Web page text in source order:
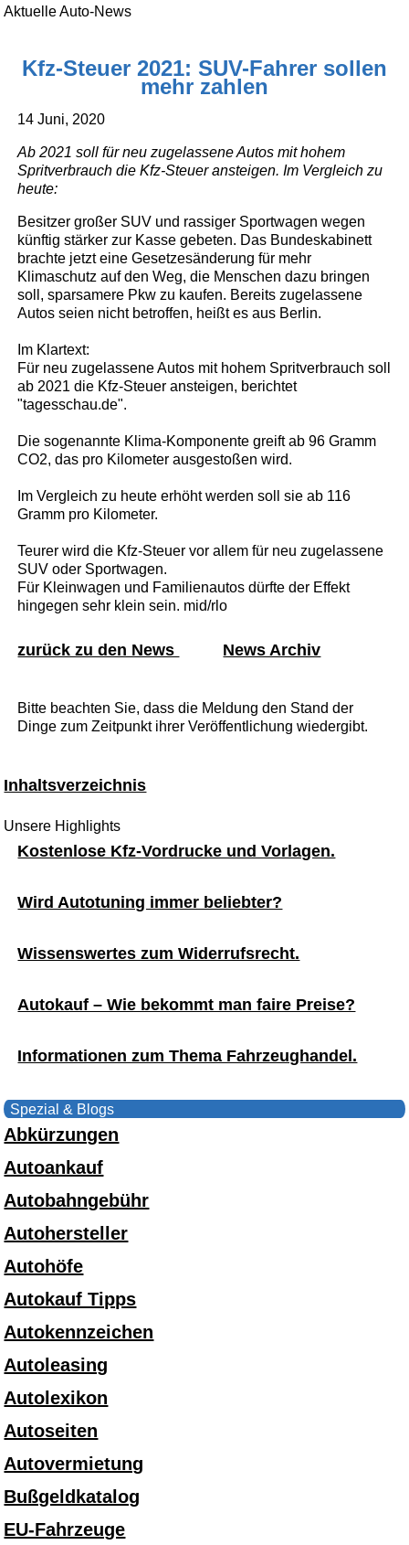
Aktuelle Auto-News
Kfz-Steuer 2021: SUV-Fahrer sollen
mehr zahlen
14 Juni, 2020
Ab 2021 soll für neu zugelassene Autos mit hohem
Spritverbrauch die Kfz-Steuer ansteigen. Im Vergleich zu
heute:
Besitzer großer SUV und rassiger Sportwagen wegen
künftig stärker zur Kasse gebeten. Das Bundeskabinett
brachte jetzt eine Gesetzesänderung für mehr
Klimaschutz auf den Weg, die Menschen dazu bringen
soll, sparsamere Pkw zu kaufen. Bereits zugelassene
Autos seien nicht betroffen, heißt es aus Berlin.
Im Klartext:
Für neu zugelassene Autos mit hohem Spritverbrauch soll
ab 2021 die Kfz-Steuer ansteigen, berichtet
"tagesschau.de".
Die sogenannte Klima-Komponente greift ab 96 Gramm
CO2, das pro Kilometer ausgestoßen wird.
Im Vergleich zu heute erhöht werden soll sie ab 116
Gramm pro Kilometer.
Teurer wird die Kfz-Steuer vor allem für neu zugelassene
SUV oder Sportwagen.
Für Kleinwagen und Familienautos dürfte der Effekt
hingegen sehr klein sein. mid/rlo
zurück zu den News News Archiv
Bitte beachten Sie, dass die Meldung den Stand der
Dinge zum Zeitpunkt ihrer Veröffentlichung wiedergibt.
Inhaltsverzeichnis
Unsere Highlights
Kostenlose Kfz-Vordrucke und Vorlagen.
Wird Autotuning immer beliebter?
Wissenswertes zum Widerrufsrecht.
Autokauf – Wie bekommt man faire Preise?
Informationen zum Thema Fahrzeughandel.
Spezial & Blogs
Abkürzungen
Autoankauf
Autobahngebühr
Autohersteller
Autohöfe
Autokauf Tipps
Autokennzeichen
Autoleasing
Autolexikon
Autoseiten
Autovermietung
Bußgeldkatalog
EU-Fahrzeuge